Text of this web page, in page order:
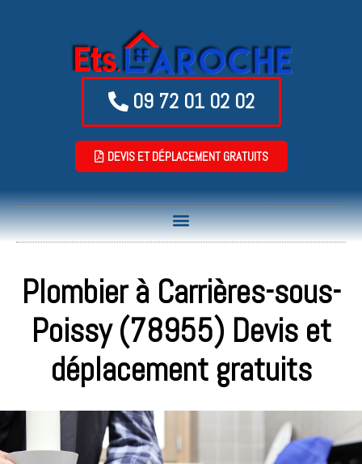
09 72 01 02 02
DEVIS ET DÉPLACEMENT GRATUITS
Plombier à Carrières-sous-
Poissy (78955) Devis et
déplacement gratuits